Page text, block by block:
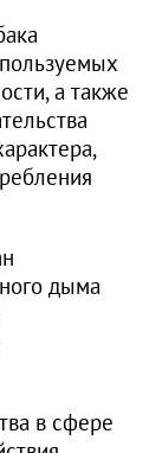
а также
дыма
в сфере